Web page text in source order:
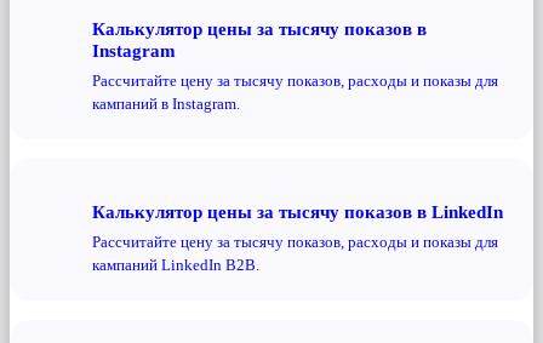
Калькулятор цены за тысячу показов в
Instagram
Рассчитайте цену за тысячу показов, расходы и показы для
кампаний в Instagram.
Калькулятор цены за тысячу показов в LinkedIn
Рассчитайте цену за тысячу показов, расходы и показы для
кампаний LinkedIn B2B.